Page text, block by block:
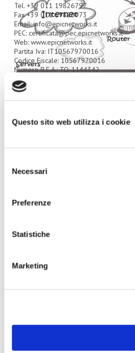
Questo sito web utilizza i cookie
delNecessari
Preferenze
Statistiche
Marketing
Tel. +39 011 19826797
Fax +39 011 19826973
Email: info@epicnetworks.it
PEC: certificata@pec.epicnetworks.it
Web: www.epicnetworks.it
Partita Iva: IT10567970016
Codice Fiscale: 10567970016
Numero R.E.A.: TO-1144342
Capitale Sociale: € 30.000,00 i.v.
N. iscrizione ROC 22025